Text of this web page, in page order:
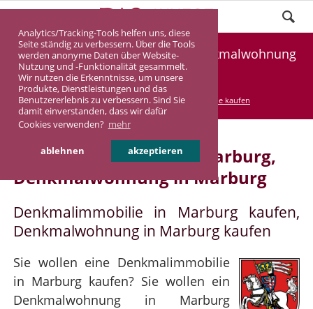
Analytics/Tracking-Tools helfen uns, diese
Seite ständig zu verbessern. Über die Tools
werden anonyme Daten über Website-
Nutzung und -Funktionalität gesammelt.
Wir nutzen die Erkenntnisse, um unsere
Produkte, Dienstleistungen und das
Benutzererlebnis zu verbessern. Sind Sie
damit einverstanden, dass wir dafür
Cookies verwenden? mehr
ablehnen akzeptieren
Denkmalimmobilie Marburg, Denkmalwohnung
Marburg
DASINVEST Service Denkmalimmobilie kaufen
Denkmalimmobilie in Marburg,
Denkmalwohnung in Marburg
Denkmalimmobilie in Marburg kaufen,
Denkmalwohnung in Marburg kaufen
Sie wollen eine Denkmalimmobilie
in Marburg kaufen? Sie wollen ein
Denkmalwohnung in Marburg